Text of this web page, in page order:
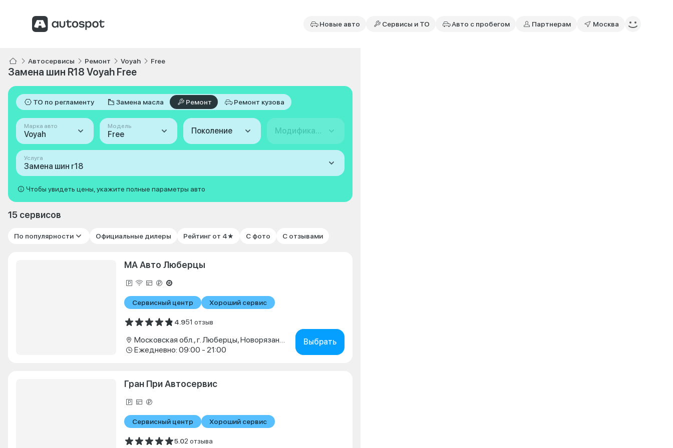
Новые авто Сервисы и ТО Авто с пробегом Партнерам Москва
Автосервисы Ремонт Voyah Free
Замена шин R18 Voyah Free
ТО по регламенту Замена масла Ремонт Ремонт кузова
Марка авто
Voyah
Модель
Free Поколение Модификация
Услуга
Замена шин r18
Чтобы увидеть цены, укажите полные параметры авто
15 сервисов
По популярности Официальные дилеры Рейтинг от 4★ С фото С отзывами
МА Авто Люберцы
Сервисный центр Хороший сервис
4.951 отзыв
Московская обл., г. Люберцы, Новорязанское шоссе, д. 1г
Ежедневно: 09:00 - 21:00
Выбрать
Гран При Автосервис
Сервисный центр Хороший сервис
5.02 отзыва